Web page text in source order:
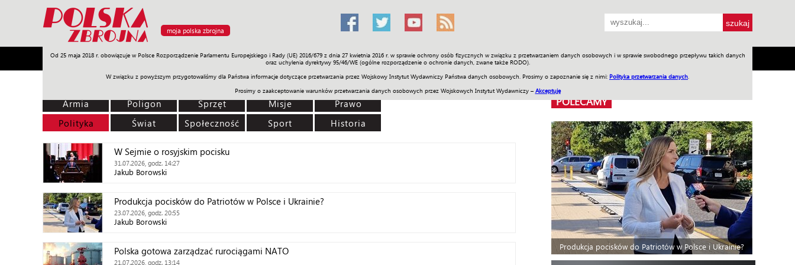
moja polska zbrojna
Od 25 maja 2018 r. obowiązuje w Polsce Rozporządzenie Parlamentu Europejskiego i Rady (UE) 2016/679 z dnia 27 kwietnia 2016 r. w sprawie ochrony osób fizycznych w związku z przetwarzaniem danych osobowych i w sprawie swobodnego przepływu takich danych
oraz uchylenia dyrektywy 95/46/WE (ogólne rozporządzenie o ochronie danych, zwane także RODO).
W związku z powyższym przygotowaliśmy dla Państwa informacje dotyczące przetwarzania przez Wojskowy Instytut Wydawniczy Państwa danych osobowych. Prosimy o zapoznanie się z nimi: Polityka przetwarzania danych
Prosimy o zaakceptowanie warunków przetwarzania danych osobowych przez Wojskowych Instytut Wydawniczy – Akceptuję
Armia Poligon Sprzęt Misje Polityka Prawo Świat Społeczność Sport Historia Galerie Wideo ENGLISH SKLEP Jednodniówki Praca w WIW
Armia Poligon Sprzęt Misje
Prawo
Polityka
Świat Społeczność Sport Historia
W Sejmie o rosyjskim pocisku
31.07.2026, godz. 14:27
Jakub Borowski
Produkcja pocisków do Patriotów w Polsce i Ukrainie?
23.07.2026, godz. 20:55
Jakub Borowski
Polska gotowa zarządzać rurociągami NATO
21.07.2026, godz. 13:14
POLECAMY
Produkcja pocisków do Patriotów w Polsce i Ukrainie?